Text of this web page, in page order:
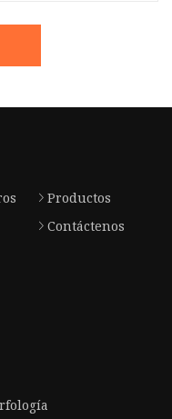
Productos
Contáctenos